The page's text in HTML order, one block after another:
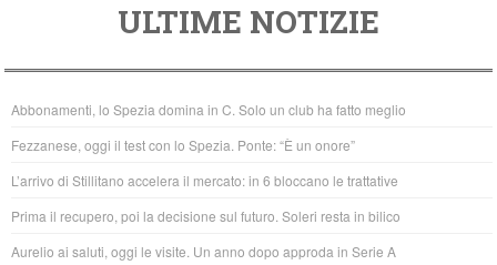
e
b
o
o
k
er
at
s
A
p
p
ULTIME NOTIZIE
Abbonamenti, lo Spezia domina in C. Solo un club ha fatto meglio
Fezzanese, oggi il test con lo Spezia. Ponte: “È un onore”
L’arrivo di Stillitano accelera il mercato: in 6 bloccano le trattative
Prima il recupero, poi la decisione sul futuro. Soleri resta in bilico
Aurelio ai saluti, oggi le visite. Un anno dopo approda in Serie A